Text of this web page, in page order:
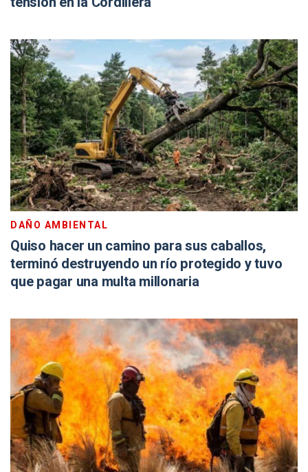
DAÑO AMBIENTAL
Quiso hacer un camino para sus caballos,
terminó destruyendo un río protegido y tuvo
que pagar una multa millonaria